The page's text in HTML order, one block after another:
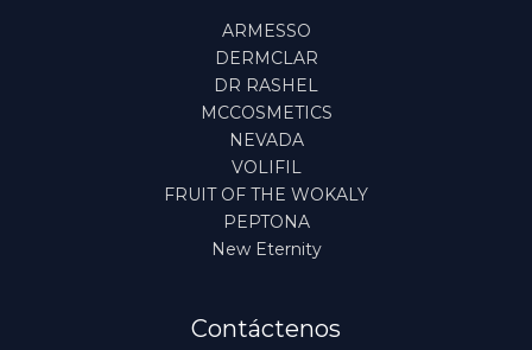
ARMESSO
DERMCLAR
DR RASHEL
MCCOSMETICS
NEVADA
VOLIFIL
FRUIT OF THE WOKALY
PEPTONA
New Eternity
Contáctenos